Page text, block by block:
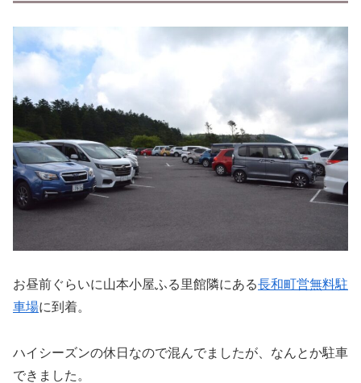
お昼前ぐらいに山本小屋ふる里館隣にある長和町営無料駐
車場に到着。
ハイシーズンの休日なので混んでましたが、なんとか駐車
できました。